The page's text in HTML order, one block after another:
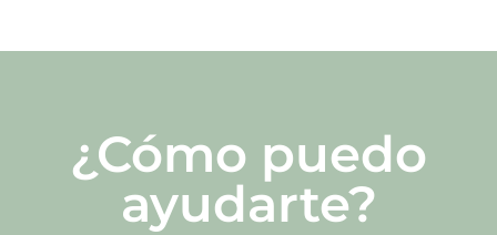
¿Cómo puedo
ayudarte?